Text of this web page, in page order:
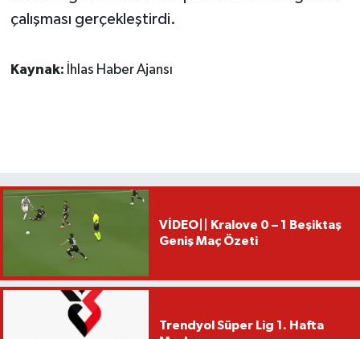
çalışması gerçekleştirdi.
Kaynak: İhlas Haber Ajansı
VİDEO|| Kralove 0 – 1 Beşiktaş
Geniş Maç Özeti
Trendyol Süper Lig 1. Hafta